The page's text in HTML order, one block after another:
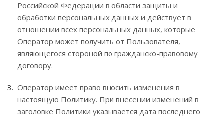
Российской Федерации в области защиты и
обработки персональных данных и действует в
отношении всех персональных данных, которые
Оператор может получить от Пользователя,
являющегося стороной по гражданско-правовому
договору.
Оператор имеет право вносить изменения в
настоящую Политику. При внесении изменений в
заголовке Политики указывается дата последнего